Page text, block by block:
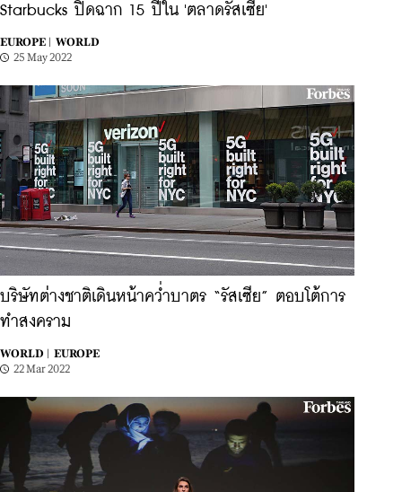
Starbucks ปิดฉาก 15 ปีใน 'ตลาดรัสเซีย'
EUROPE |
WORLD
25 May 2022
บริษัทต่างชาติเดินหน้าคว่ำบาตร “รัสเซีย” ตอบโต้การ
ทำสงคราม
WORLD |
EUROPE
22 Mar 2022